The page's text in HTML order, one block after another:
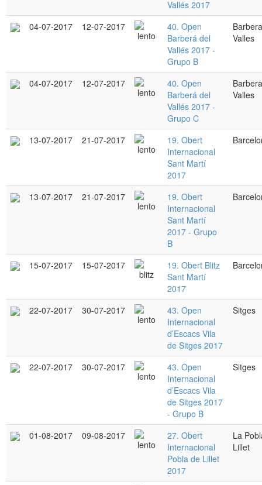
Vallés 2017
04-07-2017
12-07-2017
40. Open
Barberá del
Vallés 2017 -
Grupo B
Valles
04-07-2017 12-07-2017
40. Open
Barberá del
Vallés 2017 -
Grupo C
Valles
13-07-2017 21-07-2017
19. Obert
Internacional
Sant Martí
2017
13-07-2017 21-07-2017
19. Obert
Internacional
Sant Martí
2017 - Grupo
B
15-07-2017 15-07-2017
19. Obert Blitz
Sant Martí
2017
22-07-2017 30-07-2017
43. Open
Internacional
d’Escacs Vila
de Sitges 2017
Sitges
22-07-2017 30-07-2017
43. Open
Internacional
d’Escacs Vila
de Sitges 2017
- Grupo B
Sitges
01-08-2017 09-08-2017
27. Obert
Internacional
Pobla de Lillet
2017
La
Lillet